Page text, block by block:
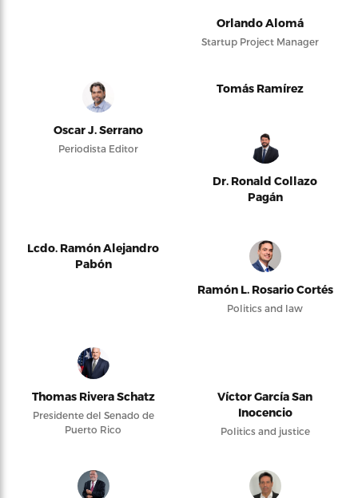
Orlando Alomá
Startup Project Manager
Oscar J. Serrano
Periodista Editor
Tomás Ramírez
Dr. Ronald Collazo
Pagán
Lcdo. Ramón Alejandro
Pabón
Ramón L. Rosario Cortés
Politics and law
Thomas Rivera Schatz
Presidente del Senado de
Puerto Rico
Víctor García San
Inocencio
Politics and justice